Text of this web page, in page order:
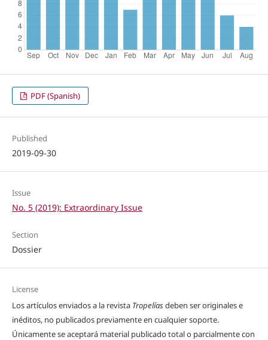
PDF (Spanish)
Published
2019-09-30
Issue
No. 5 (2019): Extraordinary Issue
Section
Dossier
License
Los artículos enviados a la revista Tropelíasdeben ser originales e
inéditos, no publicados previamente en cualquier soporte.
Únicamente se aceptará material publicado total o parcialmente con